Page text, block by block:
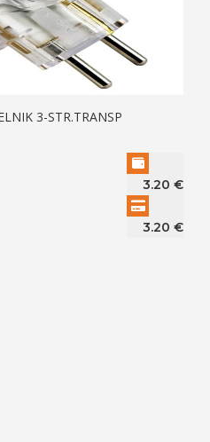
3-STR.TRANSP
3.20 €
3.20 €